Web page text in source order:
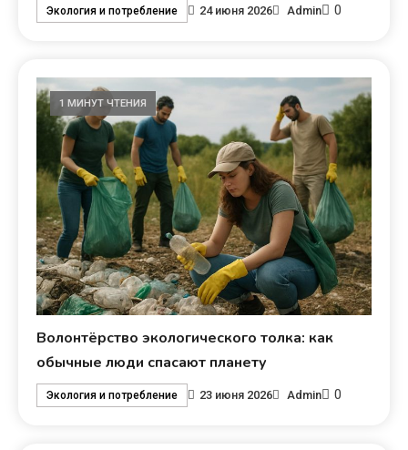
Экология и потребление 24 июня 2026 Admin 0
1 МИНУТ ЧТЕНИЯ
Волонтёрство экологического толка: как
обычные люди спасают планету
Экология и потребление 23 июня 2026 Admin 0